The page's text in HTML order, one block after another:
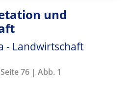
und
- Landwirtschaft
76 | Abb. 1